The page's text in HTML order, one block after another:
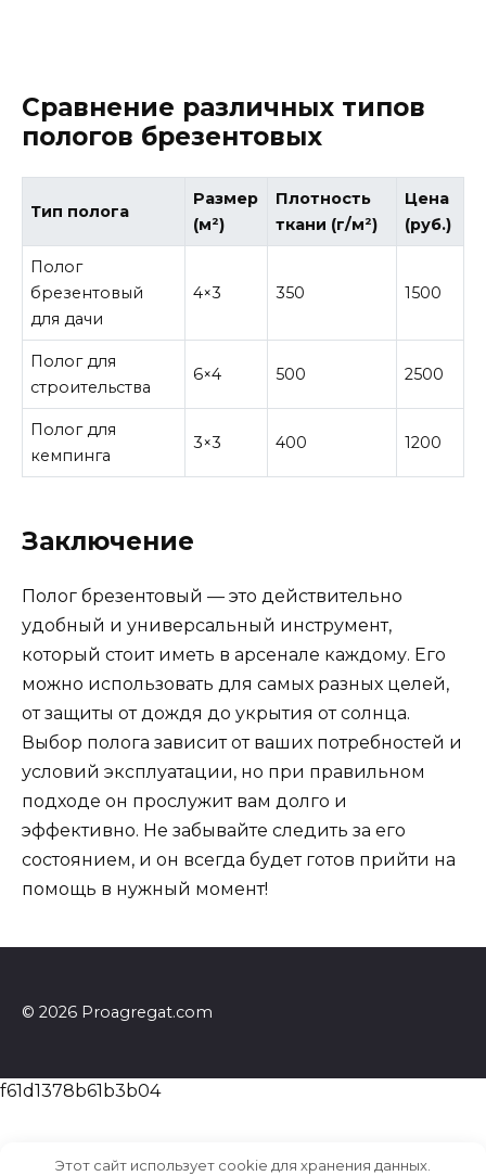
Сравнение различных типов
пологов брезентовых
Тип полога
Размер
(м²)
Плотность
ткани (г/м²)
Цена
(руб.)
Полог
брезентовый
для дачи
4×3 350 1500
Полог для
строительства
6×4 500 2500
Полог для
кемпинга
3×3 400 1200
Заключение
Полог брезентовый — это действительно
удобный и универсальный инструмент,
который стоит иметь в арсенале каждому. Его
можно использовать для самых разных целей,
от защиты от дождя до укрытия от солнца.
Выбор полога зависит от ваших потребностей и
условий эксплуатации, но при правильном
подходе он прослужит вам долго и
эффективно. Не забывайте следить за его
состоянием, и он всегда будет готов прийти на
помощь в нужный момент!
© 2026 Proagregat.com
f61d1378b61b3b04
Этот сайт использует cookie для хранения данных.